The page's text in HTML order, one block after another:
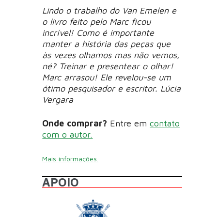
Lindo o trabalho do Van Emelen e
o livro feito pelo Marc ficou
incrível! Como é importante
manter a história das peças que
às vezes olhamos mas não vemos,
né? Treinar e presentear o olhar!
Marc arrasou! Ele revelou-se um
ótimo pesquisador e escritor. Lúcia
Vergara
Onde comprar? Entre emcontato
com o autor.
Mais informações.
APOIO